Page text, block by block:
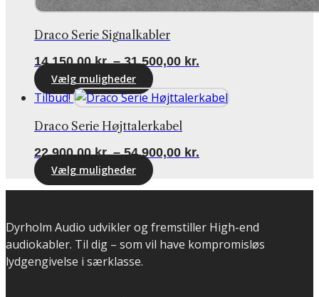
Draco Serie Signalkabler
14.150,00kr. – 31.500,00 kr.
til
31.500,00 kr.
Vælg muligheder
Dette
har
flere
varianter.
Mulighederne
på
varesiden
Tilbud!
Draco Serie Højttalerkabel
22.900,00kr. – 54.900,00 kr.
Vælg muligheder
Dette
har
flere
varianter.
Mulighederne
Dyrholm Audio udvikler og fremstiller High-end
audiokabler. Til dig – som vil have kompromisløs
lydgengivelse i særklasse.